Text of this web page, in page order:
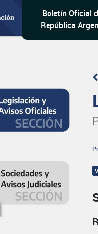
Boletín Oficial
República